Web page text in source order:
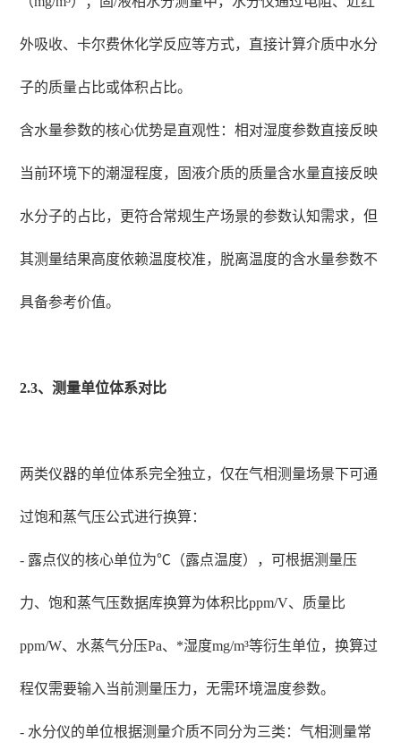
外吸收、卡尔费休化学反应等方式，直接计算介质中水分
子的质量占比或体积占比。
含水量参数的核心优势是直观性：相对湿度参数直接反映
当前环境下的潮湿程度，固液介质的质量含水量直接反映
水分子的占比，更符合常规生产场景的参数认知需求，但
其测量结果高度依赖温度校准，脱离温度的含水量参数不
具备参考价值。
2.3、测量单位体系对比
两类仪器的单位体系完全独立，仅在气相测量场景下可通
过饱和蒸气压公式进行换算：
- 露点仪的核心单位为℃（露点温度），可根据测量压
力、饱和蒸气压数据库换算为体积比ppm/V、质量比
ppm/W、水蒸气分压Pa、*湿度mg/m³等衍生单位，换算过
程仅需要输入当前测量压力，无需环境温度参数。
- 水分仪的单位根据测量介质不同分为三类：气相测量常